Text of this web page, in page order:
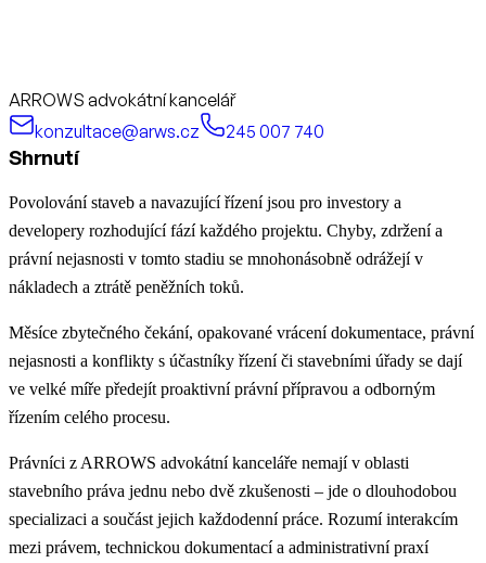
ARROWS advokátní kancelář
konzultace@arws.cz
245 007 740
Shrnutí
Povolování staveb a navazující řízení jsou pro investory a
developery rozhodující fází každého projektu. Chyby, zdržení a
právní nejasnosti v tomto stadiu se mnohonásobně odrážejí v
nákladech a ztrátě peněžních toků.
Měsíce zbytečného čekání, opakované vrácení dokumentace, právní
nejasnosti a konflikty s účastníky řízení či stavebními úřady se dají
ve velké míře předejít proaktivní právní přípravou a odborným
řízením celého procesu.
Právníci z ARROWS advokátní kanceláře nemají v oblasti
stavebního práva jednu nebo dvě zkušenosti – jde o dlouhodobou
specializaci a součást jejich každodenní práce. Rozumí interakcím
mezi právem, technickou dokumentací a administrativní praxí